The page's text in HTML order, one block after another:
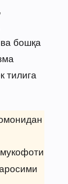
бошқа
тилига
мукофоти